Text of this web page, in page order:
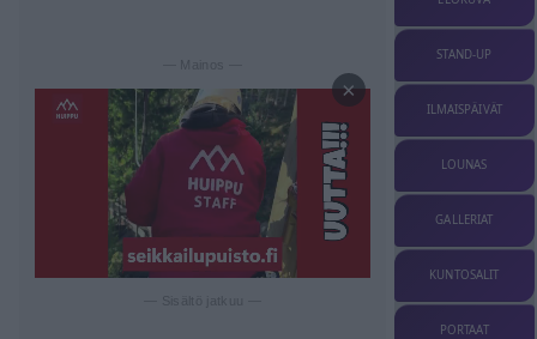
×
STAND-UP
ILMAISPÄIVÄT
LOUNAS
GALLERIAT
KUNTOSALIT
PORTAAT